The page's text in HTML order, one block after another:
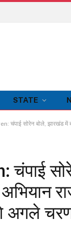
STATE
चंपाई सोरेन बोले, झारखंड में
चरण